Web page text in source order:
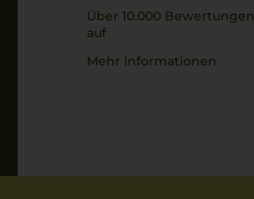
Über 10.000 Bewertungen
auf
Mehr Informationen